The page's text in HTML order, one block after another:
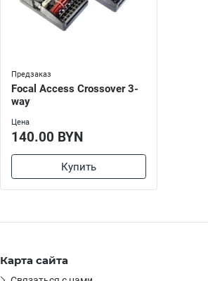
Предзаказ
Focal Access Crossover 3-
way
Цена
140.00 BYN
Купить
Карта сайта